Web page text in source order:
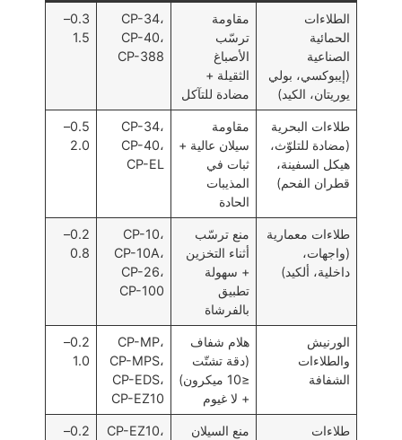
الطلاءات
الحمائية
الصناعية
(إيبوكسي، بولي
يوريتان، الكيد)
مقاومة
ترسّب
الأصباغ
الثقيلة +
مضادة للتآكل
CP-34،
CP-40،
CP-388
0.3–
1.5
طلاءات البحرية
(مضادة للتلوّث،
هيكل السفينة،
قطران الفحم)
مقاومة
سيلان عالية +
ثبات في
المذيبات
الحادة
CP-34،
CP-40،
CP-EL
0.5–
2.0
طلاءات معمارية
(واجهات،
داخلية، ألكيد)
منع ترسّب
أثناء التخزين
+ سهولة
تطبيق
بالفرشاة
CP-10،
CP-10A،
CP-26،
CP-100
0.2–
0.8
الورنيش
والطلاءات
الشفافة
هلام شفاف
(دقة تشتّت
≤10 ميكرون)
+ لا غيوم
CP-MP،
CP-MPS،
CP-EDS،
CP-EZ10
0.2–
1.0
طلاءات
منع السيلان
CP-EZ10،
0.2–